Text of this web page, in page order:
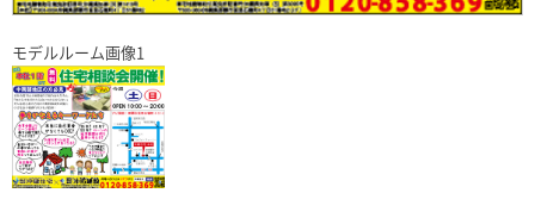
モデルルーム画像1